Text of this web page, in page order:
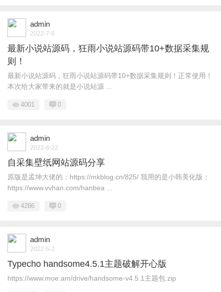
admin
2022-7-6
最新小说站源码，狂雨小说站源码带10+数据采集规
则！
最新小说站源码，狂雨小说站源码带10+数据采集规则！正常使用！
本次给大家带来的就是小说站源 ...
4001 0
admin
2022-6-22
自采集壁纸网站源码分享
原版是孟坤大佬的：https://mkblog.cn/825/ 我用的是小韩美化版：
https://www.vvhan.com/hanbea ...
4286 0
admin
2022-5-2
Typecho handsome4.5.1主题破解开心版
https://www.moe.am/drive/handsome-v4.5.1主题包.zip